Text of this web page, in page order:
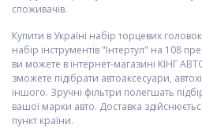
споживачів.
Купити в Україні набір торцевих
набір інструментів "Інтертул" на 108
ви можете в інтернет-магазині КІНГ
зможете підібрати автоаксесуари,
іншого. Зручні фільтри полегшать
вашої марки авто. Доставка
пункт країни.